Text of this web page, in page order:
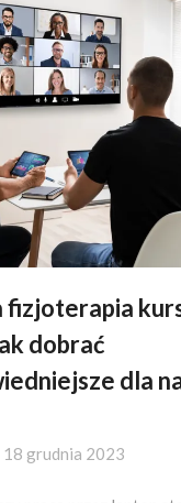
fizjoterapia
dobrać
dla
18 grudnia 2023